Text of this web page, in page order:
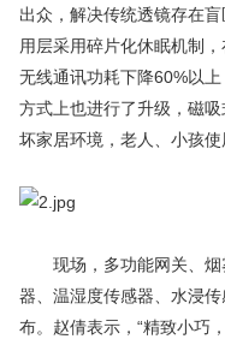
出众，解决传统透镜存在
用层采用碎片化休眠机制
无线通讯功耗下降60%以
方式上也进行了升级，磁
坏家居环境，老人、小孩使
现场，多功能网关、烟
器、温湿度传感器、水浸
布。赵倩表示，“精致小巧